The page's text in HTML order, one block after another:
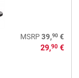
MSRP 39,90€
29,90€